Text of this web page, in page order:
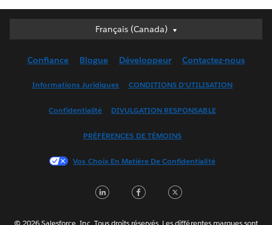
Français (Canada)
Français (Canada)
English (UK)
Français (France)
한국어
Português
Confiance Blogue Développeur Contactez-nous
Informations Juridiques CONDITIONS D’UTILISATION
Confidentialité DIVULGATION RESPONSABLE
PRÉFÉRENCES DE TÉMOINS
Vos Choix En Matière De Confidentialité
LinkedInFacebook
© 2026 Salesforce, Inc. Tous droits réservés. Les différentes marques sont